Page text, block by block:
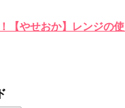
【やせおか】レンジの